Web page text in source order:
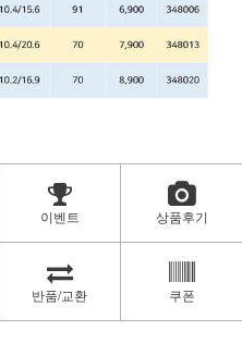
이벤트 상품후기
반품/교환 쿠폰